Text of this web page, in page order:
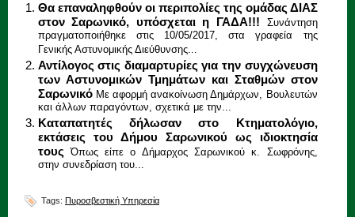
Θα επαναληφθούν οι περιπολίες της ομάδας ΔΙΑΣ
στον Σαρωνικό, υπόσχεται η ΓΑΔΑ!!!
Συνάντηση
πραγματοποιήθηκε στις 10/05/2017, στα γραφεία της
Γενικής Αστυνομικής Διεύθυνσης...
Αντίλογος στις διαμαρτυρίες για την συγχώνευση
των Αστυνομικών Τμημάτων και Σταθμών στον
Σαρωνικό Με αφορμή ανακοίνωση Δημάρχων, Βουλευτών
και άλλων παραγόντων, σχετικά με την...
Καταπατητές δήλωσαν στο Κτηματολόγιο,
εκτάσεις του Δήμου Σαρωνικού ως ιδιοκτησία
τους
Όπως είπε ο Δήμαρχος Σαρωνικού κ. Σωφρόνης,
στην συνεδρίαση του...
Tags: Πυροσβεστική Υπηρεσία